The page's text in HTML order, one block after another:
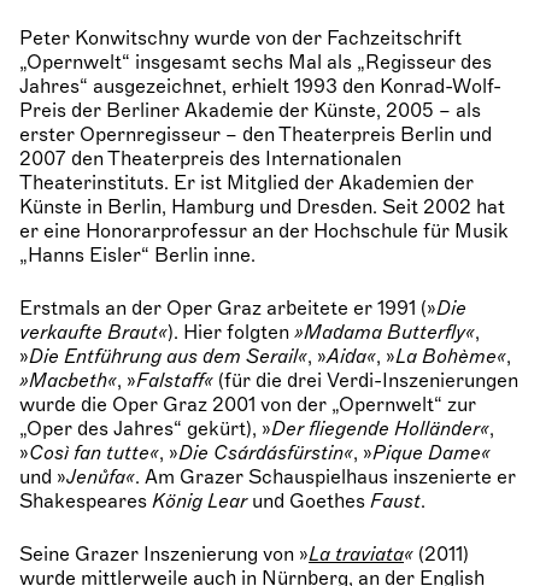
Peter Konwitschny wurde von der Fachzeitschrift
„Opernwelt“ insgesamt sechs Mal als „Regisseur des
Jahres“ ausgezeichnet, erhielt 1993 den Konrad-Wolf-
Preis der Berliner Akademie der Künste, 2005 – als
erster Opernregisseur – den Theaterpreis Berlin und
2007 den Theaterpreis des Internationalen
Theaterinstituts. Er ist Mitglied der Akademien der
Künste in Berlin, Hamburg und Dresden. Seit 2002 hat
er eine Honorarprofessur an der Hochschule für Musik
„Hanns Eisler“ Berlin inne.
Erstmals an der Oper Graz arbeitete er 1991 (»Die
verkaufte Braut«). Hier folgten »Madama Butterfly«,
»Die Entführung aus dem Serail«, »Aida«, »La Bohème«,
»Macbeth«, »Falstaff« (für die drei Verdi-Inszenierungen
wurde die Oper Graz 2001 von der „Opernwelt“ zur
„Oper des Jahres“ gekürt), »Der fliegende Holländer«,
»Così fan tutte«, »Die Csárdásfürstin«, »Pique Dame«
und »Jenůfa«. Am Grazer Schauspielhaus inszenierte er
Shakespeares König Learund Goethes Faust.
Seine Grazer Inszenierung von »La traviata« (2011)
wurde mittlerweile auch in Nürnberg, an der English